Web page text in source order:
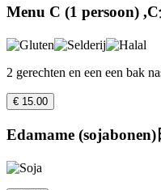
Menu C (1 persoon)
2 gerechten en een een bak
€ 15.00
Edamame